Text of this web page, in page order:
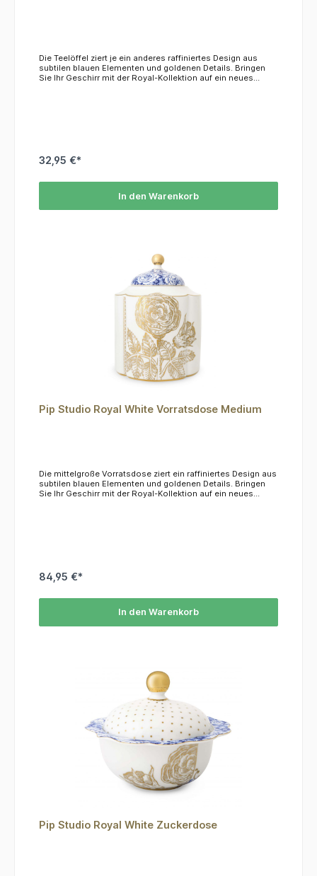
Die Teelöffel ziert je ein anderes raffiniertes Design aus
subtilen blauen Elementen und goldenen Details. Bringen
Sie Ihr Geschirr mit der Royal-Kollektion auf ein neues
32,95 €*
In den Warenkorb
Pip Studio Royal White Vorratsdose Medium
Die mittelgroße Vorratsdose ziert ein raffiniertes Design aus
subtilen blauen Elementen und goldenen Details. Bringen
Sie Ihr Geschirr mit der Royal-Kollektion auf ein neues
84,95 €*
In den Warenkorb
Pip Studio Royal White Zuckerdose